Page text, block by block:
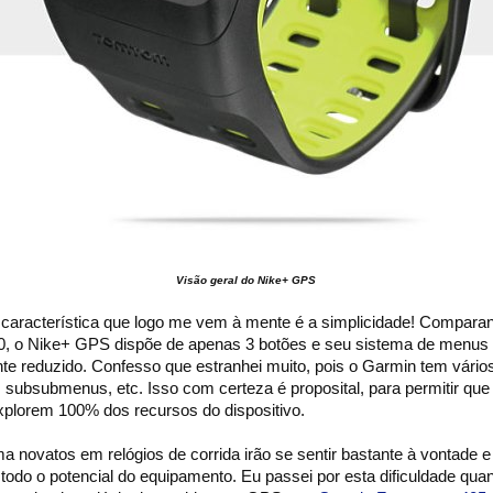
Visão geral do Nike+ GPS
que logo me vem à mente é a simplicidade!
o Nike+ GPS dispõe de apenas 3 botões e seu sistema de menus
reduzido. Confesso que estranhei muito, pois o Garmin tem
subsubmenus, etc. Isso com certeza é proposital, para permitir que
100% dos recursos do dispositivo.
novatos em relógios de corrida irão se sentir bastante à vontade
o potencial do equipamento. Eu passei por esta dificuldade